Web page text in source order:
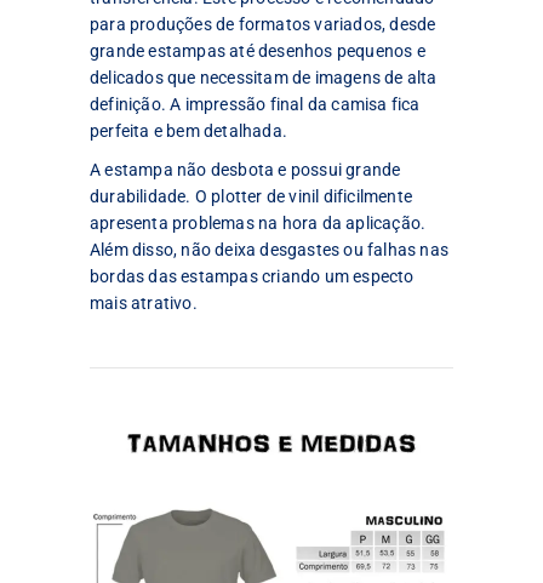
para produções de formatos variados, desde
grande estampas até desenhos pequenos e
delicados que necessitam de imagens de alta
definição. A impressão final da camisa fica
perfeita e bem detalhada.
A estampa não desbota e possui grande
durabilidade. O plotter de vinil dificilmente
apresenta problemas na hora da aplicação.
Além disso, não deixa desgastes ou falhas nas
bordas das estampas criando um especto
mais atrativo.